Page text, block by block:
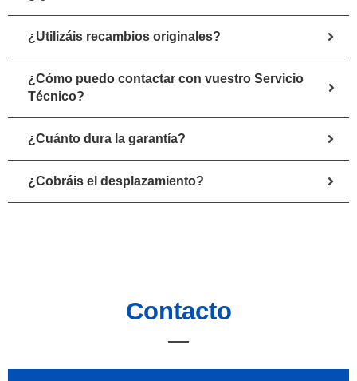
¿Utilizáis recambios originales?
¿Cómo puedo contactar con vuestro Servicio
Técnico?
¿Cuánto dura la garantía?
¿Cobráis el desplazamiento?
Contacto